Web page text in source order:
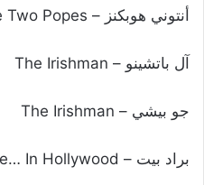
أنتوني هوبكنز – The Two Popes
آل باتشينو – The Irishman
جو بيشي – The Irishman
براد بيت – Once Upon A Time… In Hollywood